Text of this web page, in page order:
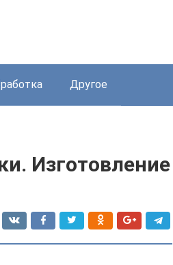
Другое
Изготовление